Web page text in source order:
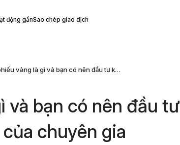
động gầnSao chép giao dịch
Trái phiếu vàng là gì và bạn có nên đầu tư không? Lời khuyên của chuyên gia
và bạn có nên đầu tư
chuyên gia